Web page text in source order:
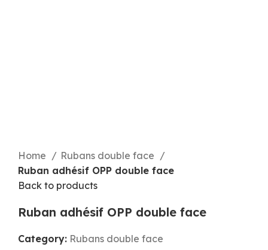
Home
Rubans double face
Ruban adhésif OPP double face
Back to products
Ruban adhésif OPP double face
Category: Rubans double face